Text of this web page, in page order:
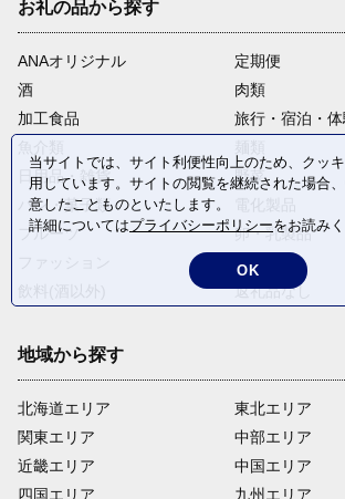
お礼の品から探す
ANAオリジナル
定期便
酒
肉類
加工食品
旅行・宿泊・
日用品・雑貨
野菜
パン・菓子類
フルーツ
卵・乳製品
米・穀物
返礼品なし
地域から探す
北海道エリア
関東エリア
近畿エリア
四国エリア
東北エリア
中部エリア
中国エリア
九州エリア
当サイトでは、サイト利便性向上のため、クッ
用しています。サイトの閲覧を継続された場合
意したことものといたします。
詳細についてはプライバシーポリシーをお読みく
OK